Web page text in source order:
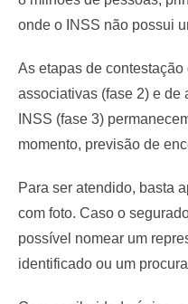
onde o INSS não possui
As etapas de
associativas (fase 2) e de
INSS (fase 3)
momento, previsão de
Para ser atendido, basta
com foto. Caso o
possível nomear um
identificado ou um